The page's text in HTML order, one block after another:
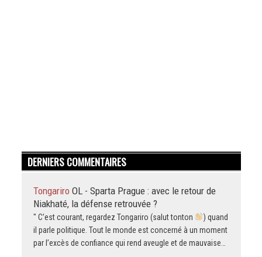
DERNIERS COMMENTAIRES
Tongariro OL - Sparta Prague : avec le retour de
Niakhaté, la défense retrouvée ?
" C’est courant, regardez Tongariro (salut tonton
) quand
il parle politique. Tout le monde est concerné à un moment
par l’excès de confiance qui rend aveugle et de mauvaise…